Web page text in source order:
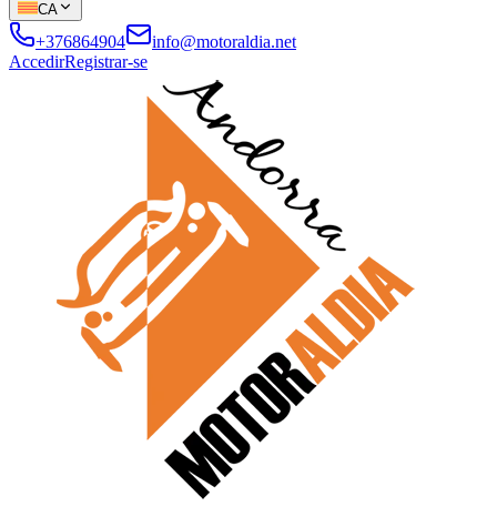
CA
+376864904
info@motoraldia.net
AccedirRegistrar-se